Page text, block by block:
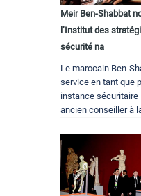
Meir Ben-Shabbat
l’Institut des
sécurité na
Le marocain Ben-
service en tant que
instance sécuritaire
ancien conseiller à